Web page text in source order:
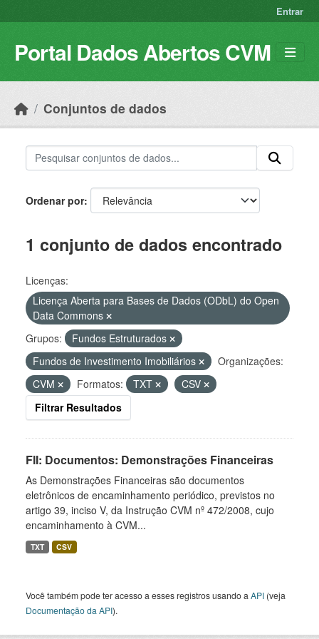
Entrar
Portal Dados Abertos CVM
Conjuntos de dados
Ordenar por
1 conjunto de dados encontrado
Licenças:
Licença Aberta para Bases de Dados (ODbL) do Open
Data Commons
Grupos:
Fundos Estruturados
Fundos de Investimento Imobiliários
Organizações:
CVM
Formatos: TXT
CSV
Filtrar Resultados
FII: Documentos: Demonstrações Financeiras
As Demonstrações Financeiras são documentos
eletrônicos de encaminhamento periódico, previstos no
artigo 39, inciso V, da Instrução CVM nº 472/2008, cujo
encaminhamento à CVM...
TXT CSV
Você também pode ter acesso a esses registros usando a API (veja
Documentação da API).